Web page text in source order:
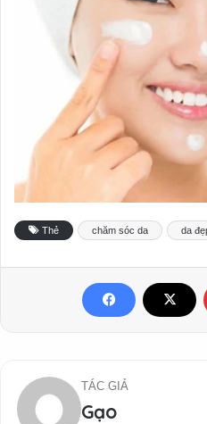
Thẻ chăm sóc da da
TÁC GIẢ
Gạo